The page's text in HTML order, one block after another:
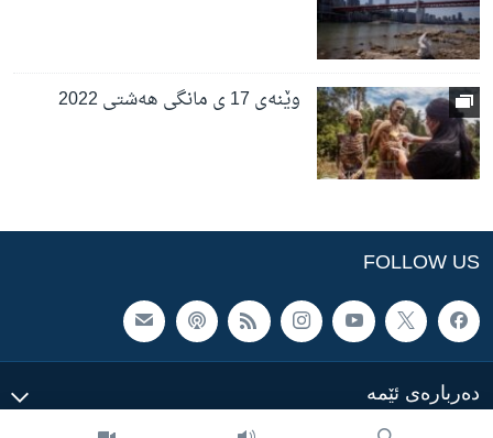
وێنەی 17 ی مانگی هەشتی 2022
FOLLOW US
ده‌رباره‌ی ئێمه‌